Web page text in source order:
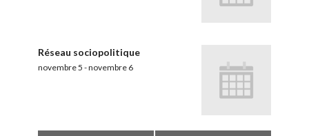
Réseau sociopolitique
novembre 5 -novembre 6